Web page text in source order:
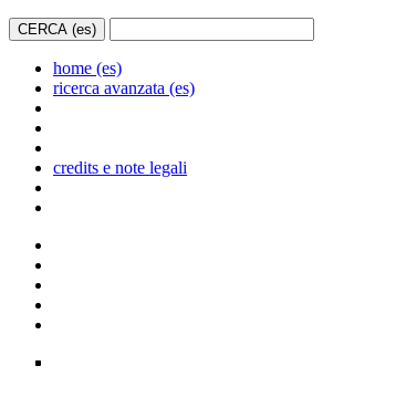
home (es)
ricerca avanzata (es)
credits e note legali